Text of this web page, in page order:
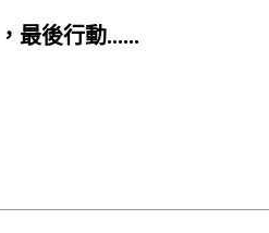
最後行動......